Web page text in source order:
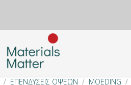
ΕΠΕΝΔΥΣΕΙΣ ΟΨΕΩΝ MOEDING